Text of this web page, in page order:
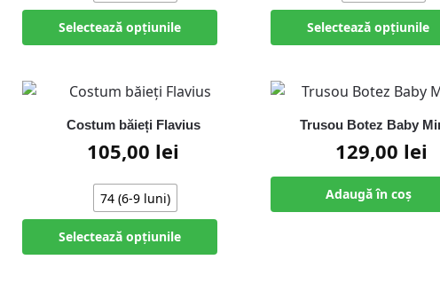
Selectează opțiunile Selectează opțiunile
Costum băieți Flavius
105,00 lei
74 (6-9 luni)
Selectează opțiunile
Trusou Botez Baby
129,00 lei
Adaugă în coș